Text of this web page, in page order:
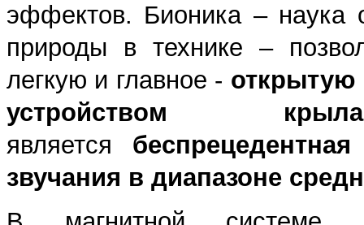
эффектов. Бионика – наука
природы в технике –
легкую и главное - открытую
устройством
является
звучания в диапазоне